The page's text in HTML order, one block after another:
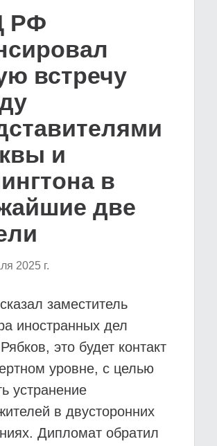
РФ
встречу
и
в
две
2025 г.
заместитель
иностранных дел
это будет контакт
уровне, с целью
устранение
в двусторонних
Дипломат обратил